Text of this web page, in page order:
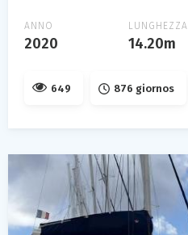
ANNO
2020
LUNGHEZZA
14.20m
649 876 giornos